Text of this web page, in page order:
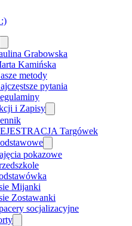
Grabowska
Kamińska
metody
pytania
i Zapisy
Targówek
pokazowe
Mijanki
Zostawanki
socjalizacyjne